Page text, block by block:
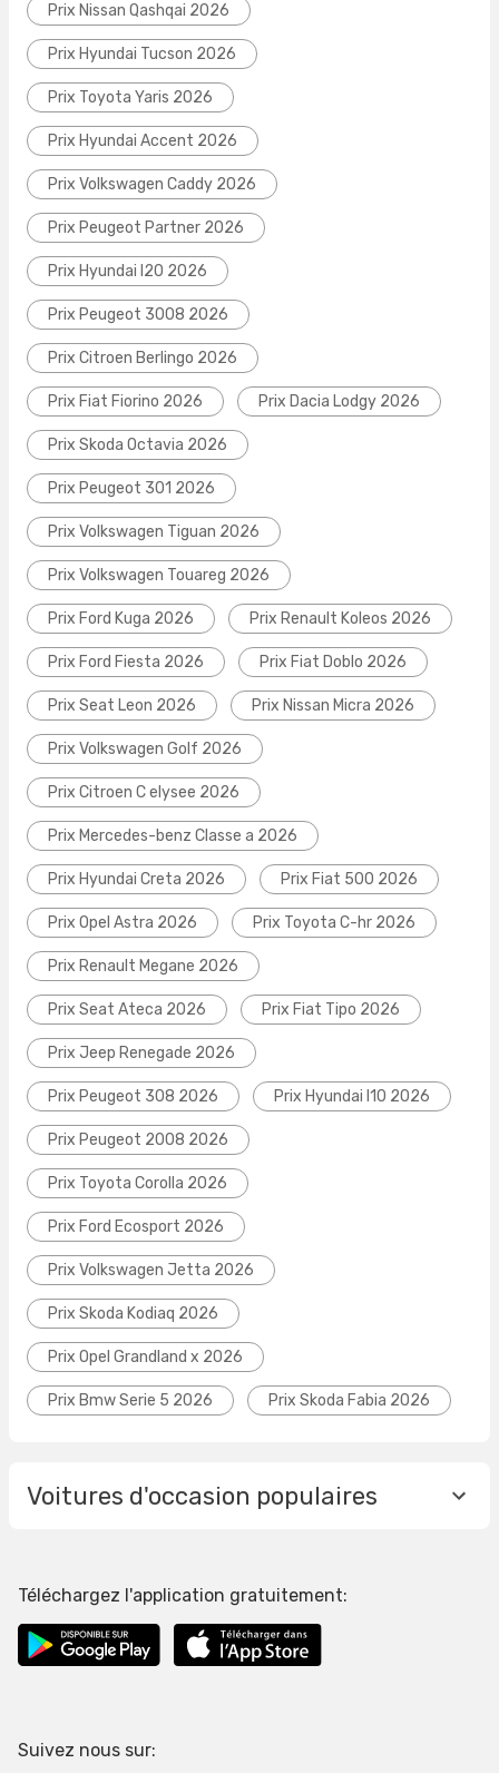
Prix Nissan Qashqai 2026
Prix Hyundai Tucson 2026
Prix Toyota Yaris 2026
Prix Hyundai Accent 2026
Prix Volkswagen Caddy 2026
Prix Peugeot Partner 2026
Prix Hyundai I20 2026
Prix Peugeot 3008 2026
Prix Citroen Berlingo 2026
Prix Fiat Fiorino 2026 Prix Dacia Lodgy 2026
Prix Skoda Octavia 2026
Prix Peugeot 301 2026
Prix Volkswagen Tiguan 2026
Prix Volkswagen Touareg 2026
Prix Ford Kuga 2026 Prix Renault Koleos 2026
Prix Ford Fiesta 2026 Prix Fiat Doblo 2026
Prix Seat Leon 2026 Prix Nissan Micra 2026
Prix Volkswagen Golf 2026
Prix Citroen C elysee 2026
Prix Mercedes-benz Classe a 2026
Prix Hyundai Creta 2026 Prix Fiat 500 2026
Prix Opel Astra 2026 Prix Toyota C-hr 2026
Prix Renault Megane 2026
Prix Seat Ateca 2026 Prix Fiat Tipo 2026
Prix Jeep Renegade 2026
Prix Peugeot 308 2026 Prix Hyundai I10 2026
Prix Peugeot 2008 2026
Prix Toyota Corolla 2026
Prix Ford Ecosport 2026
Prix Volkswagen Jetta 2026
Prix Skoda Kodiaq 2026
Prix Opel Grandland x 2026
Prix Bmw Serie 5 2026 Prix Skoda Fabia 2026
Voitures d'occasion populaires
Téléchargez l'application gratuitement:
Suivez nous sur: